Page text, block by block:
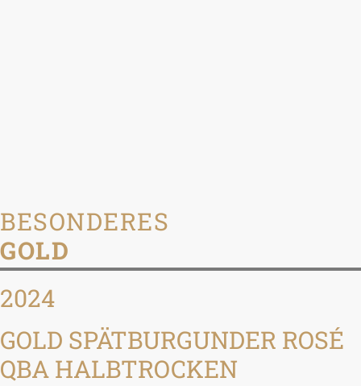
BESONDERES
GOLD
2024
GOLD SPÄTBURGUNDER ROSÉ
QBA HALBTROCKEN